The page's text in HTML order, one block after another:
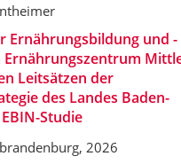
Ernährungsbildung und -
Leitsätzen der
des Landes Baden-
Studie
2026